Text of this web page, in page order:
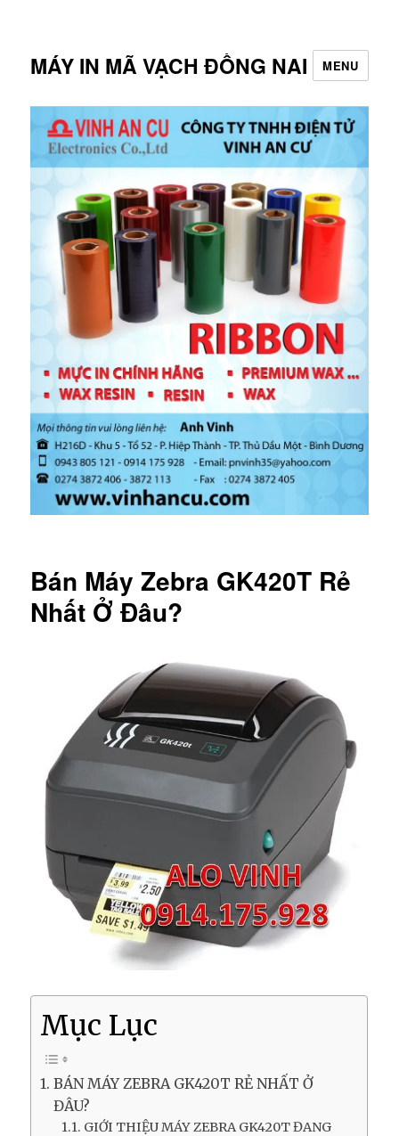
MÁY IN MÃ VẠCH ĐỒNG NAI MENU
Bán Máy Zebra GK420T Rẻ
Nhất Ở Đâu?
Mục Lục
BÁN MÁY ZEBRA GK420T RẺ NHẤT Ở
ĐÂU?
GIỚI THIỆU MÁY ZEBRA GK420T ĐANG